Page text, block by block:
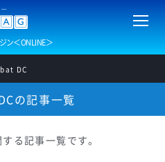
ン＜ONLINE＞
DC
の記事一覧
る記事一覧です。